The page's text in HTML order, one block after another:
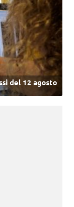
del 12 agosto